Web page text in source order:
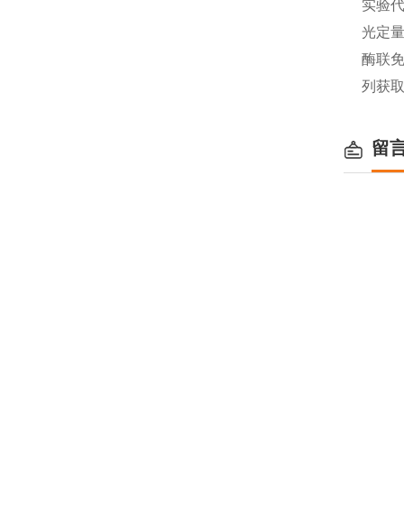
实验
光定
酶联
列获
留